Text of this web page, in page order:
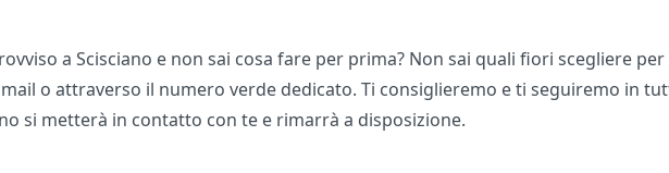
a Scisciano e non sai cosa fare per prima? Non sai quali fiori scegliere
mail o attraverso il numero verde dedicato. Ti consiglieremo e ti seguiremo in
si metterà in contatto con te e rimarrà a disposizione.